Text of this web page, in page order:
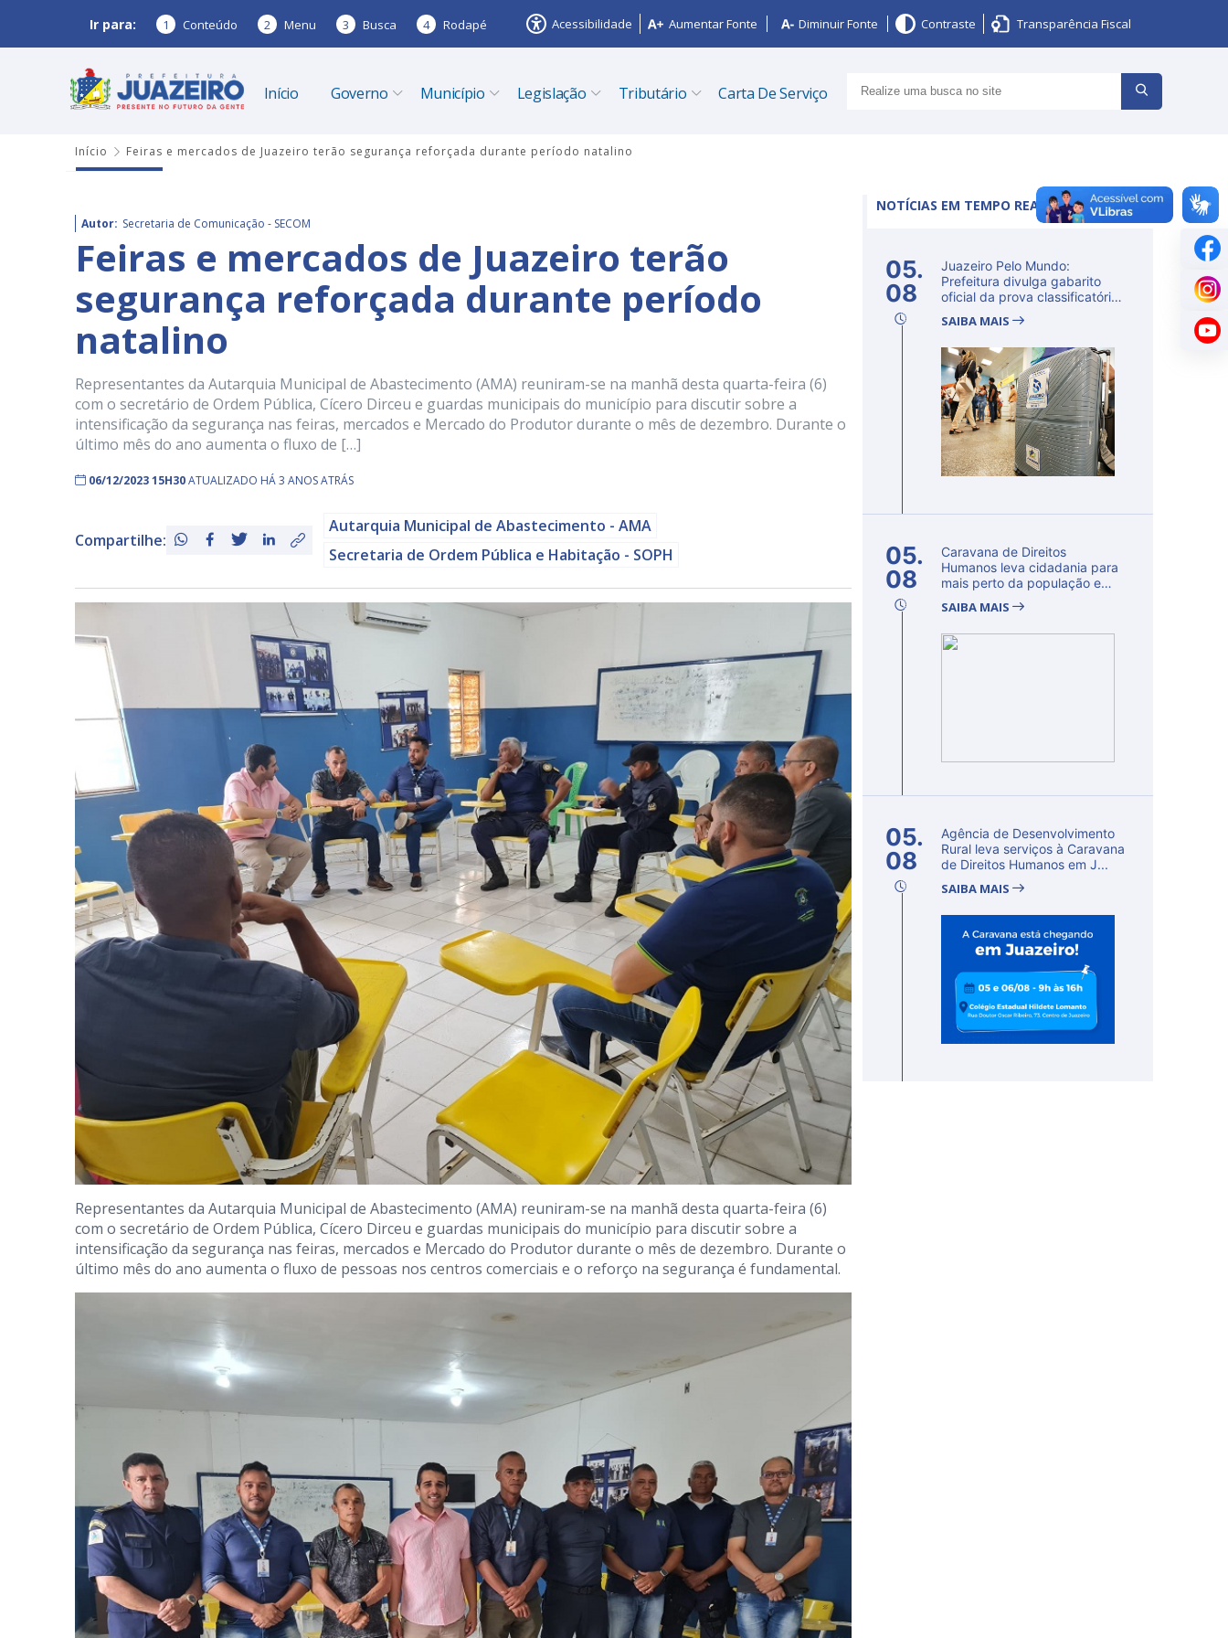
Ir para: 1 Conteúdo 2 Menu 3 Busca 4 Rodapé Acessibilidade Aumentar Fonte Diminuir Fonte Contraste Transparência Fiscal
Início Governo Município Legislação Tributário Carta De Serviço
Início Feiras e mercados de Juazeiro terão segurança reforçada durante período natalino
Autor: Secretaria de Comunicação - SECOM
Feiras e mercados de Juazeiro terão
segurança reforçada durante período
natalino
Representantes da Autarquia Municipal de Abastecimento (AMA) reuniram-se na manhã desta quarta-feira (6)
com o secretário de Ordem Pública, Cícero Dirceu e guardas municipais do município para discutir sobre a
intensificação da segurança nas feiras, mercados e Mercado do Produtor durante o mês de dezembro. Durante o
último mês do ano aumenta o fluxo de […]
06/12/2023 15H30ATUALIZADO HÁ 3 ANOS ATRÁS
Compartilhe:
Autarquia Municipal de Abastecimento - AMA
Secretaria de Ordem Pública e Habitação - SOPH
Representantes da Autarquia Municipal de Abastecimento (AMA) reuniram-se na manhã desta quarta-feira (6)
com o secretário de Ordem Pública, Cícero Dirceu e guardas municipais do município para discutir sobre a
intensificação da segurança nas feiras, mercados e Mercado do Produtor durante o mês de dezembro. Durante o
último mês do ano aumenta o fluxo de pessoas nos centros comerciais e o reforço na segurança é fundamental.
NOTÍCIAS EM TEMPO REAL
05.
08
Juazeiro Pelo Mundo:
Prefeitura divulga gabarito
oficial da prova classificatória
SAIBA MAIS
05.
08
Caravana de Direitos
Humanos leva cidadania para
mais perto da população e
SAIBA MAIS
05.
08
Agência de Desenvolvimento
Rural leva serviços à Caravana
de Direitos Humanos em J...
SAIBA MAIS